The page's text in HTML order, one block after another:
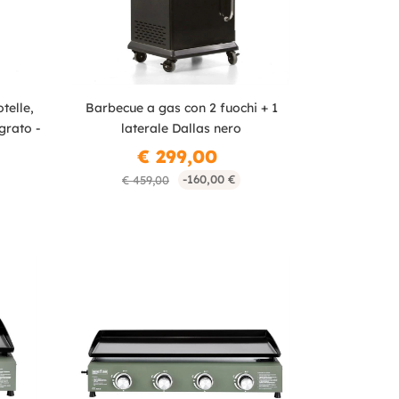
-
Barbecue a gas con 2 fuochi + 1
laterale Dallas nero
€ 459,00 -160,00 €
€ 299,00